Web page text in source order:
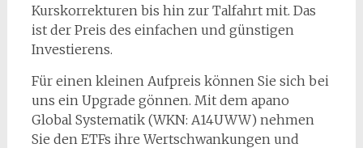
Kurskorrekturen bis hin zur Talfahrt mit. Das
ist der Preis des einfachen und günstigen
Investierens.
Für einen kleinen Aufpreis können Sie sich bei
uns ein Upgrade gönnen. Mit dem apano
Global Systematik (WKN: A14UWW) nehmen
Sie den ETFs ihre Wertschwankungen und